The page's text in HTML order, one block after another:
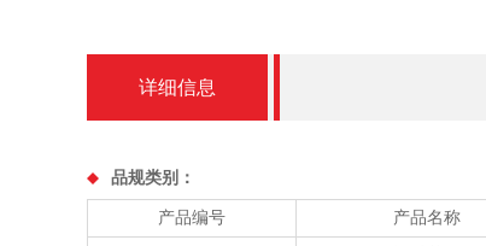
详细信息
品规类别：
产品编号 产品名称